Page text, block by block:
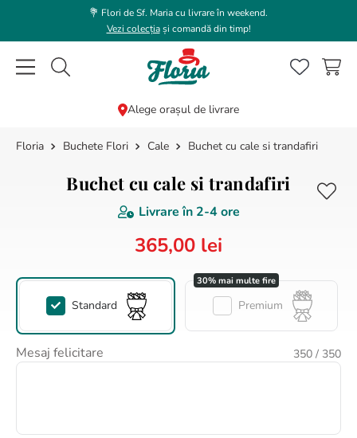
💐 Flori de Sf. Maria cu livrare în weekend.
Vezi colecțiași comandă din timp!
Caută flori, plante, cadouri...
Alege orașul de livrare
Buchete Flori Cale Buchet cu cale si trandafiri
Buchet cu cale si trandafiri
Livrare în 2-4 ore
365,00 lei
Standard Premium
Mesaj felicitare 350 / 350
CĂUTĂRI POPULARE
5.
buchet lalele
hortensie
7.
buchet trandafiri
8.
buchet crini